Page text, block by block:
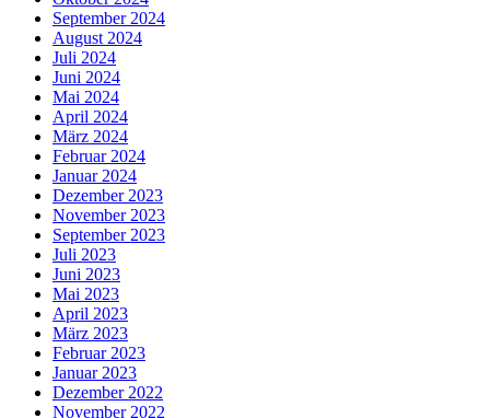
September 2024
August 2024
Juli 2024
Juni 2024
Mai 2024
April 2024
März 2024
Februar 2024
Januar 2024
Dezember 2023
November 2023
September 2023
Juli 2023
Juni 2023
Mai 2023
April 2023
März 2023
Februar 2023
Januar 2023
Dezember 2022
November 2022